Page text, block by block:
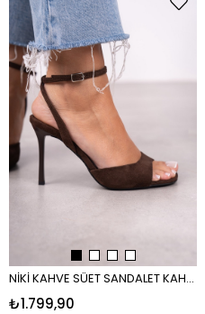
NİKİ KAHVE SÜET SANDALET KAHVE
₺1.799,90